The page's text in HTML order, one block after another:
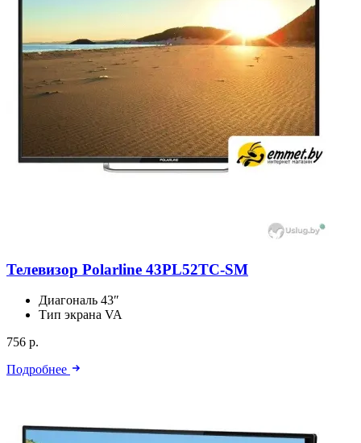
Телевизор Polarline 43PL52TC-SM
Диагональ 43″
Тип экрана VA
756 р.
Подробнее